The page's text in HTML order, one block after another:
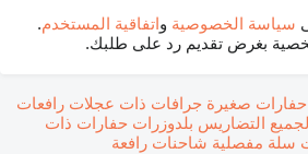
سياسة الخصوصية واتفاقية المستخدم.
بغرض تقديم رد على طلبك.
حفارات صغيرة جرافات ذات عجلات رافعات
التضاريس بلدوزرات حفارات ذات
سلة مفصلية شاحنات رافعة